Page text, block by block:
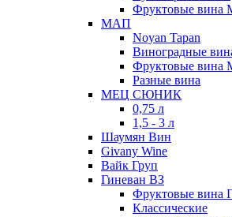
Фруктовые вина
МАП
Noyan Tapan
Виноградные
Фруктовые
Разные вина
МЕЦ СЮНИК
0,75 л
1,5 - 3 л
Шаумян Вин
Givany Wine
Вайк Груп
Гиневан ВЗ
Фруктовые вина
Классические